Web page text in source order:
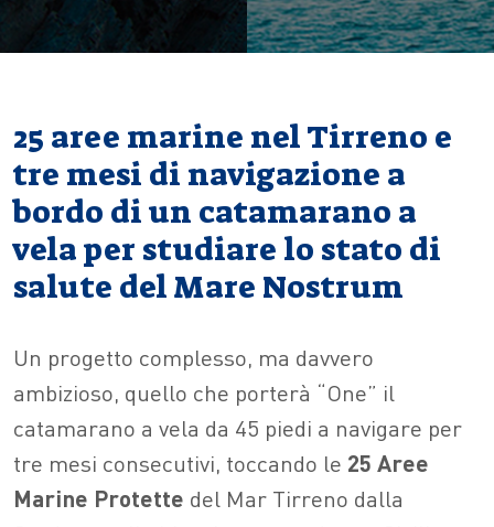
25 aree marine nel Tirreno e
tre mesi di navigazione a
bordo di un catamarano a
vela per studiare lo stato di
salute del Mare Nostrum
Un progetto complesso, ma davvero
ambizioso, quello che porterà “One” il
catamarano a vela da 45 piedi a navigare per
tre mesi consecutivi, toccando le 25 Aree
Marine Protette del Mar Tirreno dalla